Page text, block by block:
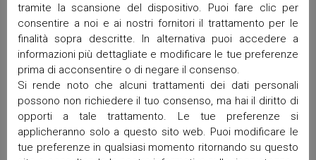
Settembre 2025
Maggio 2025
Aprile 2025
Marzo 2025
Febbraio 2025
Gennaio 2025
Dicembre 2024
Ottobre 2024
Settembre 2024
tramite la scansione del dispositivo. Puoi fare clic per
consentire a noi e ai nostri fornitori il trattamento per le
finalità sopra descritte. In alternativa puoi accedere a
informazioni più dettagliate e modificare le tue preferenze
prima di acconsentire o di negare il consenso.
Si rende noto che alcuni trattamenti dei dati personali
possono non richiedere il tuo consenso, ma hai il diritto di
opporti a tale trattamento. Le tue preferenze si
applicheranno solo a questo sito web. Puoi modificare le
tue preferenze in qualsiasi momento ritornando su questo